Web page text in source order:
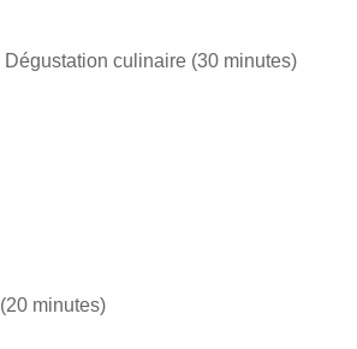
culinaire (30 minutes)
minutes)